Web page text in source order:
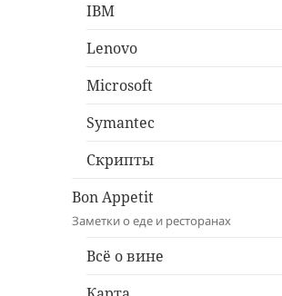
IBM
Lenovo
Microsoft
Symantec
Скрипты
Bon Appetit
Заметки о еде и ресторанах
Всё о вине